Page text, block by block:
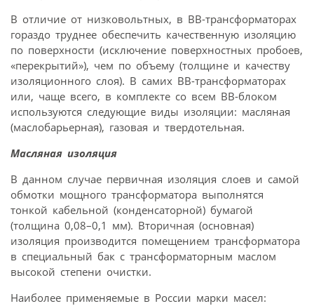
В отличие от низковольтных, в ВВ-трансформаторах
гораздо труднее обеспечить качественную изоляцию
по поверхности (исключение поверхностных пробоев,
«перекрытий»), чем по объему (толщине и качеству
изоляционного слоя). В самих ВВ-трансформаторах
или, чаще всего, в комплекте со всем ВВ-блоком
используются следующие виды изоляции: масляная
(маслобарьерная), газовая и твердотельная.
Масляная изоляция
В данном случае первичная изоляция слоев и самой
обмотки мощного трансформатора выполнятся
тонкой кабельной (конденсаторной) бумагой
(толщина 0,08–0,1 мм). Вторичная (основная)
изоляция производится помещением трансформатора
в специальный бак с трансформаторным маслом
высокой степени очистки.
Наиболее применяемые в России марки масел: